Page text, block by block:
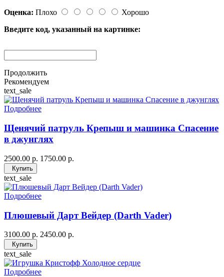
Оценка: Плохо
Хорошо
Введите код, указанный на картинке:
Продолжить
Рекомендуем
text_sale
Подробнее
Щенячий патруль Крепыш и машинка Спасение
в джунглях
2500.00 р. 1750.00 р.
Купить
text_sale
Подробнее
Плюшевый Дарт Вейдер (Darth Vader)
3100.00 р. 2450.00 р.
Купить
text_sale
Подробнее